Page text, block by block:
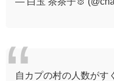
自カプの村の人数がす